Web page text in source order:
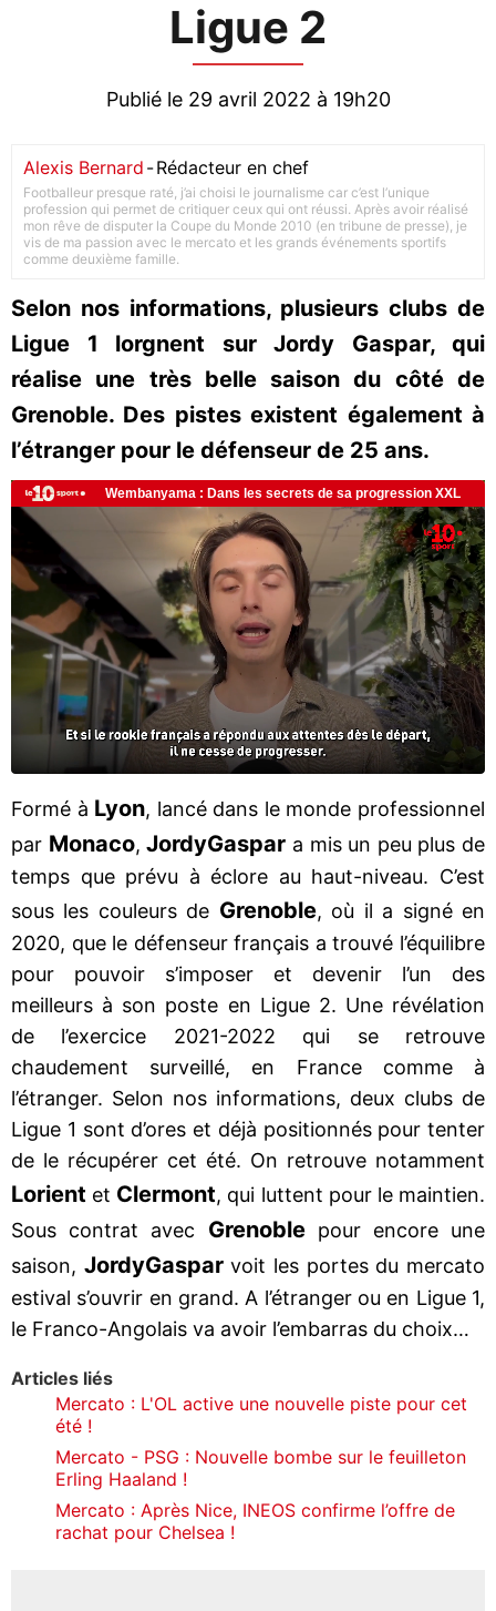
Ligue 2
Publié le 29 avril 2022 à 19h20
Alexis Bernard -Rédacteur en chef
Footballeur presque raté, j’ai choisi le journalisme car c’est l’unique
profession qui permet de critiquer ceux qui ont réussi. Après avoir réalisé
mon rêve de disputer la Coupe du Monde 2010 (en tribune de presse), je
vis de ma passion avec le mercato et les grands événements sportifs
comme deuxième famille.
Selon nos informations, plusieurs clubs de
Ligue 1 lorgnent sur Jordy Gaspar, qui
réalise une très belle saison du côté de
Grenoble. Des pistes existent également à
l’étranger pour le défenseur de 25 ans.
Formé à Lyon, lancé dans le monde professionnel
par Monaco,JordyGaspar a mis un peu plus de
temps que prévu à éclore au haut-niveau. C’est
sous les couleurs de Grenoble, où il a signé en
2020, que le défenseur français a trouvé l’équilibre
pour pouvoir s’imposer et devenir l’un des
meilleurs à son poste en Ligue 2. Une révélation
de l’exercice 2021-2022 qui se retrouve
chaudement surveillé, en France comme à
l’étranger. Selon nos informations, deux clubs de
Ligue 1 sont d’ores et déjà positionnés pour tenter
de le récupérer cet été. On retrouve notamment
Lorient et Clermont, qui luttent pour le maintien.
Sous contrat avec Grenoblepour encore une
saison, JordyGasparvoit les portes du mercato
estival s’ouvrir en grand. A l’étranger ou en Ligue 1,
le Franco-Angolais va avoir l’embarras du choix…
Articles liés
Mercato : L'OL active une nouvelle piste pour cet
été !
Mercato - PSG : Nouvelle bombe sur le feuilleton
Erling Haaland !
Mercato : Après Nice, INEOS confirme l’offre de
rachat pour Chelsea !